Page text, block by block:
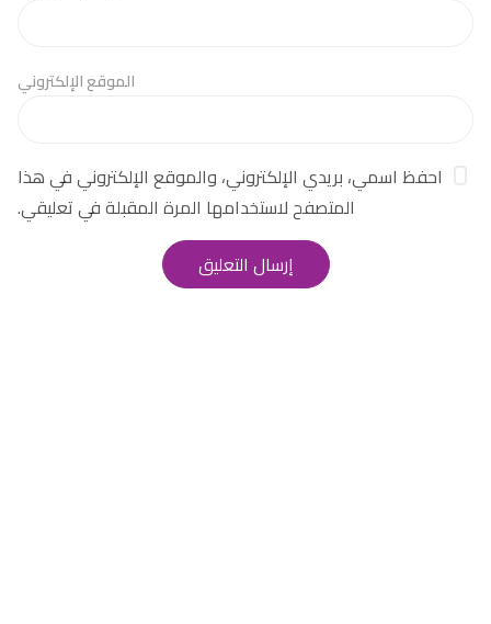
الموقع الإلكتروني
احفظ اسمي، بريدي الإلكتروني، والموقع الإلكتروني في هذا
المتصفح لاستخدامها المرة المقبلة في تعليقي.